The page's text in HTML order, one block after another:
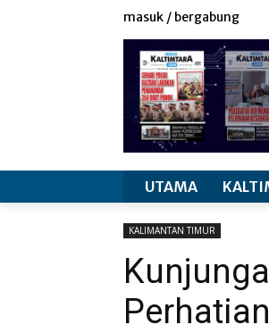
masuk / bergabung
UTAMA
KALIMANTAN TIMUR